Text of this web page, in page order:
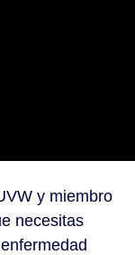
y miembro
necesitas